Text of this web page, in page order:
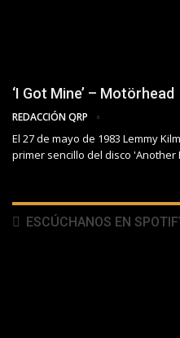
‘I Got Mine’ – Motörhead
REDACCIÓN QRP
El 27 de mayo de 1983 Lemmy
primer sencillo del disco 'Another
ESCÚCHANOS EN